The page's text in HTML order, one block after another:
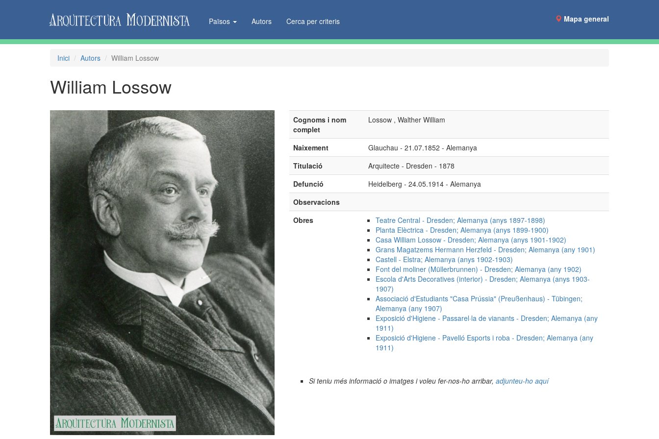
Països Autors Cerca per criteris Mapa general
Inici Autors William Lossow
William Lossow
Cognoms i nom
complet
Lossow , Walther William
Naixement
Glauchau - 21.07.1852 - Alemanya
Titulació
Arquitecte - Dresden - 1878
Defunció
Heidelberg - 24.05.1914 - Alemanya
Observacions
Obres
Teatre Central - Dresden; Alemanya (anys 1897-1898)
Planta Elèctrica - Dresden; Alemanya (anys 1899-1900)
Casa William Lossow - Dresden; Alemanya (anys 1901-1902)
Grans Magatzems Hermann Herzfeld - Dresden; Alemanya (any 1901)
Castell - Elstra; Alemanya (anys 1902-1903)
Font del moliner (Müllerbrunnen) - Dresden; Alemanya (any 1902)
Escola d'Arts Decoratives (interior) - Dresden; Alemanya (anys 1903-
1907)
Associació d'Estudiants "Casa Prússia" (Preußenhaus) - Tübingen;
Alemanya (any 1907)
Exposició d'Higiene - Passarel·la de vianants - Dresden; Alemanya (any
1911)
Exposició d'Higiene - Pavelló Esports i roba - Dresden; Alemanya (any
1911)
Si teniu més informació o imatges i voleu fer-nos-ho arribar, adjunteu-ho aquí